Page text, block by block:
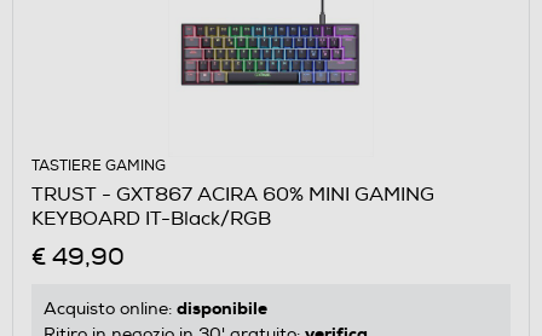
TASTIERE GAMING
TRUST - GXT867 ACIRA 60% MINI GAMING
KEYBOARD IT-Black/RGB
€ 49,90
Acquisto online: disponibile